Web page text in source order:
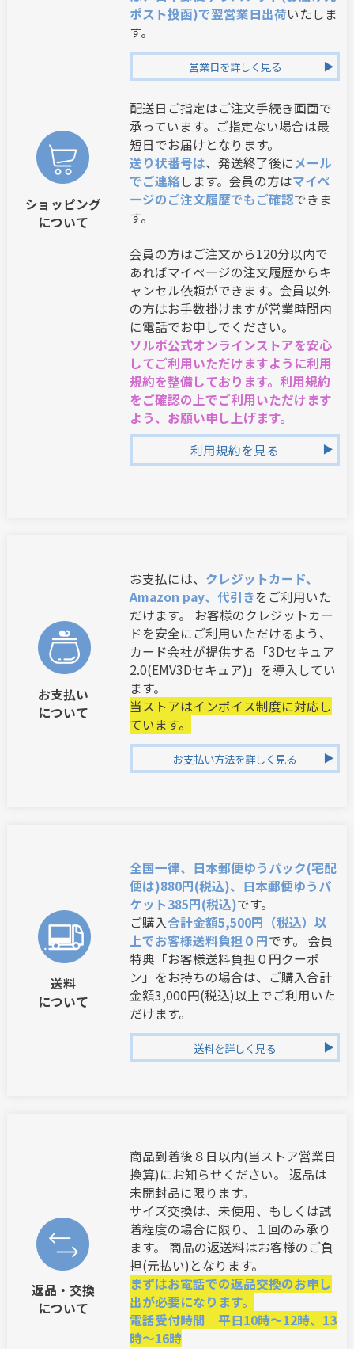
ショッピング
について
ポスト投函)で翌営業日出荷いたしま
す。
営業日を詳しく見る
配送日ご指定はご注文手続き画面で
承っています。ご指定ない場合は最
短日でお届けとなります。
送り状番号は、発送終了後にメール
でご連絡します。会員の方はマイペ
ージのご注文履歴でもご確認できま
す。
会員の方はご注文から120分以内で
あればマイページの注文履歴からキ
ャンセル依頼ができます。会員以外
の方はお手数掛けますが営業時間内
に電話でお申しでください。
ソルボ公式オンラインストアを安心
してご利用いただけますように利用
規約を整備しております。利用規約
をご確認の上でご利用いただけます
よう、お願い申し上げます。
利用規約を見る
お支払い
について
お支払には、 クレジットカード、
Amazon pay、代引きをご利用いた
だけます。 お客様のクレジットカー
ドを安全にご利用いただけるよう、
カード会社が提供する「3Dセキュア
2.0(EMV3Dセキュア)」を導入してい
ます。
当ストアはインボイス制度に対応し
ています。
お支払い方法を詳しく見る
送料
について
全国一律、日本郵便ゆうパック(宅配
便は)880円(税込)、日本郵便ゆうパ
ケット385円(税込)です。
ご購入合計金額5,500円（税込）以
上でお客様送料負担０円です。 会員
特典「お客様送料負担０円クーポ
ン」をお持ちの場合は、ご購入合計
金額3,000円(税込)以上でご利用いた
だけます。
送料を詳しく見る
返品・交換
について
商品到着後８日以内(当ストア営業日
換算)にお知らせください。 返品は
未開封品に限ります。
サイズ交換は、未使用、もしくは試
着程度の場合に限り、１回のみ承り
ます。 商品の返送料はお客様のご負
担(元払い)となります。
まずはお電話での返品交換のお申し
出が必要になります。
電話受付時間 平日10時～12時、13
時～16時